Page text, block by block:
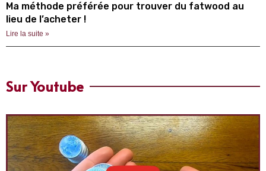
Ma méthode préférée pour trouver du fatwood au
lieu de l’acheter !
Lire la suite »
Sur Youtube